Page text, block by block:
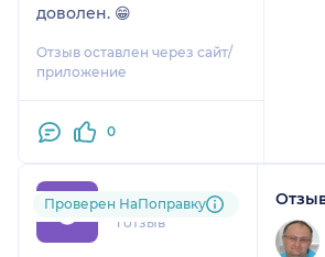
доволен. 😁
Отзыв оставлен через сайт/
приложение
0
Олеся
1 отзыв
Проверен НаПоправку